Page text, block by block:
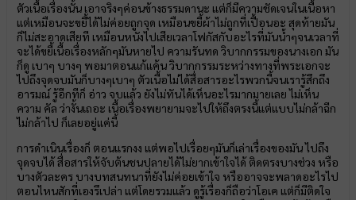
ตัวเนื้อเรื่องนั้น เอาจริงๆค่อนข้างธรรมดานะ แต่ก็มีความชัดเจนในเนื้อหา
แต่เหมือนจะขยี้ได้ไม่ค่อยถูกจุด เหมือนขยี้ผ้าไม่ถูกที่เปื้อนอะ สุดท้ายมัน
ก็ไม่สะอาดเสียที เหมือนหนังไปเสียเวลาโฟกัสกับอะไรที่มันน้ำๆจนเวลาที่
จะได้ขยี้เนื้อเรื่องหลักๆมันหายไป ความรันทด วิบากกรรมของนางเอก มัน
ก็ดู เบาๆ บางๆ พอมาตอนแก้แค้น วิบากกรรมระหว่างทางที่พระเอกจะ
ไปถึงจุดจบมันก็บางๆเบาๆ ตัวเนื้อไม่ได้สื่อสารอะไรพวกนี้จนเรารู้สึกถึง
อารมณ์ รู้อีกทีก็ อ่าว จบแล้ว ยังไม่ทันได้เห็นอะไรมากมายเลย ไม่เห็น
ความ คัล ว่างั้นเถอะ เนื้อเรื่องพยายามจะไปให้ถึงตรงนี้แต่แบบไม่กล้าฉีก
ไม่กล้าไป ก็เลยอยู่แค่นี้
การดำเนินเรื่องก็ ตอนแรกงง แต่พอไปเรื่อยๆมันก็เล่าเรื่องของมัน ไปถึง
จุดจบได้ สื่อสารให้จับต้นชนปลายได้ไม่ยากเข้าใจได้ ติดตรงบางช่วง หรือ
บางตัวละคร บางบทสนทนาที่ยังไม่ค่อยเข้าใจ หรืออาจจะพลาดอะไรไป
ตอนไหนสักที่เองรึเปล่า แต่โดยรวมแล้ว ดูรู้เรื่องก็ถือว่าโอเค แต่ก็มีติดใจ